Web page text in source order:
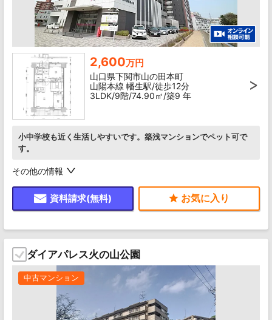
2,600万円
山口県下関市山の田本町
山陽本線 幡生駅/徒歩12分
3LDK/9階/74.90㎡/築9 年
小中学校も近く生活しやすいです。築浅マンションでペット可で
す。
その他の情報
資料請求(無料)
ダイアパレス火の山公園
中古マンション